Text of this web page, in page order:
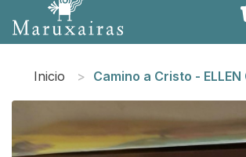
Inicio Camino a Cristo - ELLEN